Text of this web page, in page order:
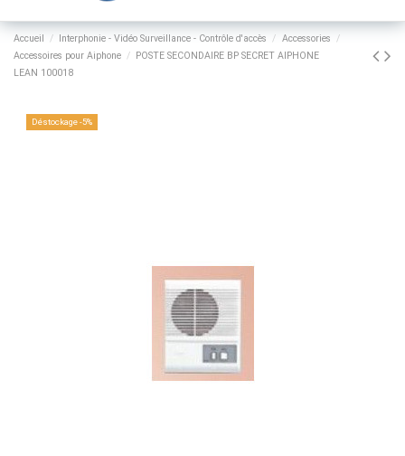
Accueil Interphonie - Vidéo Surveillance - Contrôle d'accès
Accessories
Accessoires pour Aiphone
POSTE SECONDAIRE BP SECRET AIPHONE
LEAN 100018
Déstockage -5%